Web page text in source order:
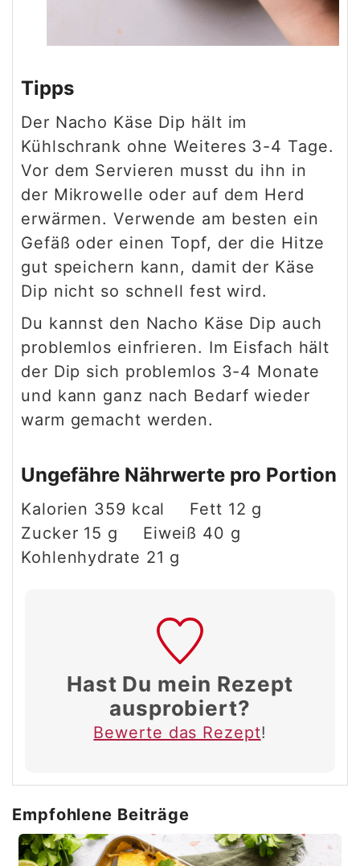
Tipps
Der Nacho Käse Dip hält im
Kühlschrank ohne Weiteres 3-4 Tage.
Vor dem Servieren musst du ihn in
der Mikrowelle oder auf dem Herd
erwärmen. Verwende am besten ein
Gefäß oder einen Topf, der die Hitze
gut speichern kann, damit der Käse
Dip nicht so schnell fest wird.
Du kannst den Nacho Käse Dip auch
problemlos einfrieren. Im Eisfach hält
der Dip sich problemlos 3-4 Monate
und kann ganz nach Bedarf wieder
warm gemacht werden.
Ungefähre Nährwerte pro Portion
Kalorien 359 kcal Fett 12 g
Zucker 15 g Eiweiß 40 g
Kohlenhydrate 21 g
Hast Du mein Rezept
ausprobiert?
Bewerte das Rezept!
Empfohlene Beiträge